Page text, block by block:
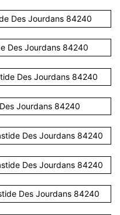
Des Jourdans 84240
Des Jourdans 84240
Des Jourdans 84240
Jourdans 84240
Des Jourdans 84240
Des Jourdans 84240
Des Jourdans 84240